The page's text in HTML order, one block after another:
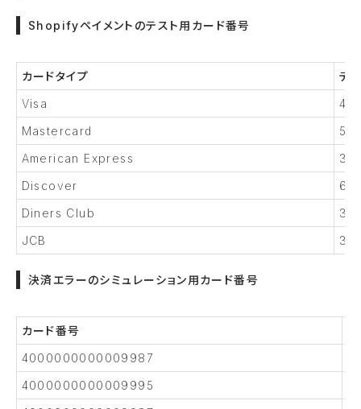
Shopifyペイメントのテスト用カード番号
カードタイプ
テ
Visa
Mastercard
American Express
Discover
Diners Club
JCB
決済エラーのシミュレーション用カード番号
カード番号
4000000000009987
4000000000009995